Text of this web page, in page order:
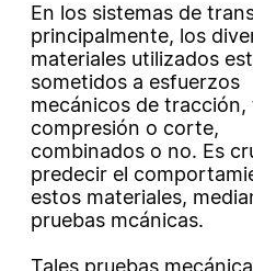
En los sistemas de
principalmente, los
materiales utilizados
sometidos a esfuerzos
mecánicos de tracción,
compresión o corte,
combinados o no. Es
predecir el
estos materiales,
pruebas mcánicas.